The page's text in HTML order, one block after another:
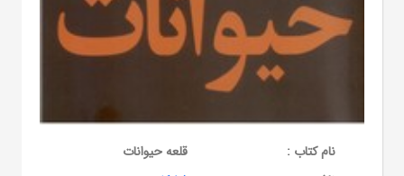
نام کتاب :
قلعه حیوانات